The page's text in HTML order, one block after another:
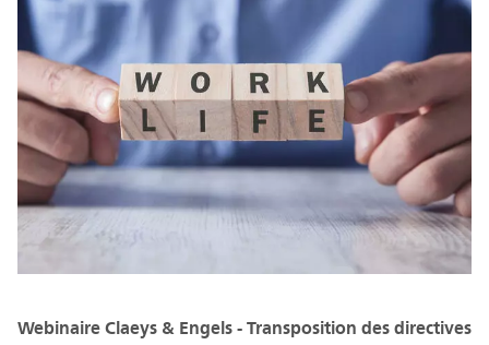
Webinaire Claeys & Engels - Transposition des directives